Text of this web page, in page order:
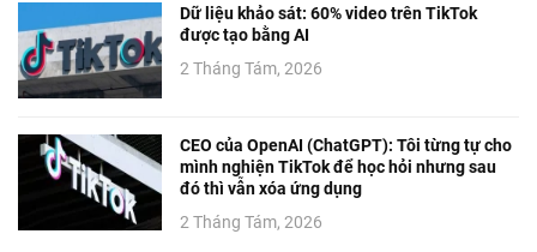
Dữ liệu khảo sát: 60% video trên TikTok
được tạo bằng AI
2 Tháng Tám, 2026
CEO của OpenAI (ChatGPT): Tôi từng tự cho
mình nghiện TikTok để học hỏi nhưng sau
đó thì vẫn xóa ứng dụng
2 Tháng Tám, 2026